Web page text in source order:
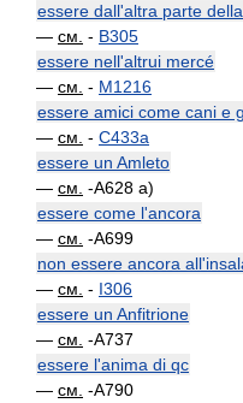
essere dall'altra parte
— см. - B305
essere nell'altrui mercé
— см. - M1216
essere amici come cani e
— см. - C433a
essere un Amleto
— см. -A628 a)
essere come l'ancora
— см. -A699
non essere ancora
— см. - I306
essere un Anfitrione
— см. -A737
essere l'anima di qc
— см. -A790